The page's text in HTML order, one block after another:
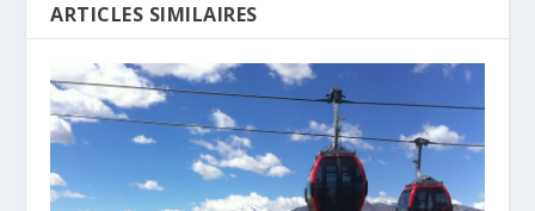
ARTICLES SIMILAIRES